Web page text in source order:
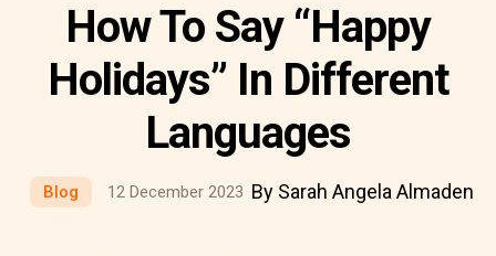
How To Say “Happy
Holidays” In Different
Languages
Blog 12 December 2023 By Sarah Angela Almaden